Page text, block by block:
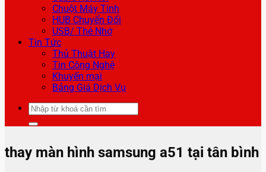
Chuột Máy Tính
HUB Chuyển Đổi
USB/ Thẻ Nhớ
Tin Tức
Thủ Thuật Hay
Tin Công Nghệ
Khuyến mại
Bảng Giá Dịch Vụ
Tìm
kiếm:
thay màn hình samsung a51 tại tân bình